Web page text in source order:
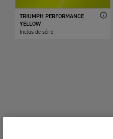
TRIUMPH PERFORMANCE
YELLOW
Inclus de série